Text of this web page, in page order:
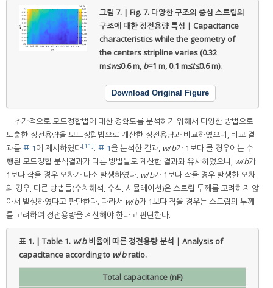
그림 7. | Fig. 7. 다양한 구조의 중심 스트립의
구조에 대한 정전용량 특성 | Capacitance
characteristics while the geometry of
the centers stripline varies (0.32
m≤w≤0.6 m, b=1 m, 0.1 m≤t≤0.6 m).
Download Original Figure
추가적으로 모드정합법에 대한 정확도를 분석하기 위해서 다양한 방법으로
도출한 정전용량을 모드정합법으로 계산한 정전용량과 비교하였으며, 비교 결
과를표 1에 제시하였다[11]. 표 1을 분석한 결과, w/b가 1보다 클 경우에는 수
행된 모드정합 분석결과가 다른 방법들로 계산한 결과와 유사하였으나, w/b가
1보다 작을 경우 오차가 다소 발생하였다. w/b가 1보다 작을 경우 발생한 오차
의 경우, 다른 방법들(수치해석, 수식, 시뮬레이션)은 스트립 두께를 고려하지 않
아서 발생하였다고 판단한다. 따라서 w/b가 1보다 작을 경우는 스트립의 두께
를 고려하여 정전용량을 계산해야 한다고 판단한다.
표 1. | Table 1. w/b비율에 따른 정전용량 분석 | Analysis of
capacitance according to w/bratio.
Total capacitance (nF)